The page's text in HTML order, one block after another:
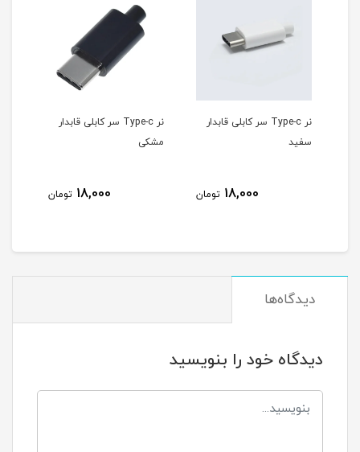
نر Type-c سر کابلی قابدار
18,000
نر Micro USB سر کابلی
10,000
دیدگاه‌ها
دیدگاه خود را بنویسید